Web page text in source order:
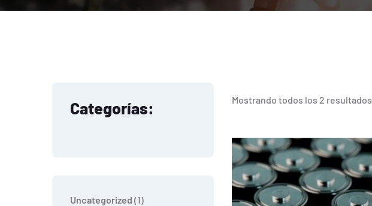
Mostrando todos los 2 resultados
Categorías:
Uncategorized 1